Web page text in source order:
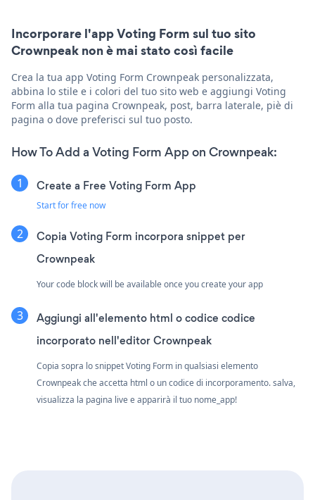
Incorporare l'app Voting Form sul tuo sito
Crownpeak non è mai stato così facile
Crea la tua app Voting Form Crownpeak personalizzata,
abbina lo stile e i colori del tuo sito web e aggiungi Voting
Form alla tua pagina Crownpeak, post, barra laterale, piè di
pagina o dove preferisci sul tuo posto.
How To Add a Voting Form App on Crownpeak:
Create a Free Voting Form App
Start for free now
Copia Voting Form incorpora snippet per
Crownpeak
Your code block will be available once you create your app
Aggiungi all'elemento html o codice codice
incorporato nell'editor Crownpeak
Copia sopra lo snippet Voting Form in qualsiasi elemento
Crownpeak che accetta html o un codice di incorporamento. salva,
visualizza la pagina live e apparirà il tuo nome_app!